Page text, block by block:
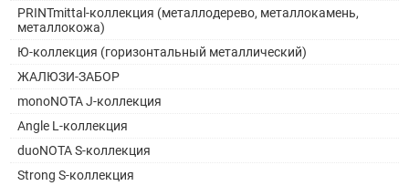
PRINTmittal-коллекция (металлодерево, металлокамень,
металлокожа)
Ю-коллекция (горизонтальный металлический)
ЖАЛЮЗИ-ЗАБОР
monoNOTA J-коллекция
Angle L-коллекция
duoNOTA S-коллекция
Strong S-коллекция